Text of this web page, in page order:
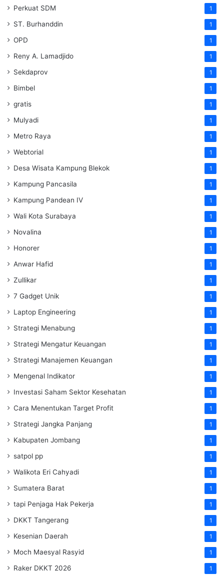
Perkuat SDM 1
ST. Burhanddin 1
OPD 1
Reny A. Lamadjido 1
Sekdaprov 1
Bimbel 1
gratis 1
Mulyadi 1
Metro Raya 1
Webtorial 1
Desa Wisata Kampung Blekok 1
Kampung Pancasila 1
Kampung Pandean IV 1
Wali Kota Surabaya 1
Novalina 1
Honorer 1
Anwar Hafid 1
Zullikar 1
7 Gadget Unik 1
Laptop Engineering 1
Strategi Menabung 1
Strategi Mengatur Keuangan 1
Strategi Manajemen Keuangan 1
Mengenal Indikator 1
Investasi Saham Sektor Kesehatan 1
Cara Menentukan Target Profit 1
Strategi Jangka Panjang 1
Kabupaten Jombang 1
satpol pp 1
Walikota Eri Cahyadi 1
Sumatera Barat 1
tapi Penjaga Hak Pekerja 1
DKKT Tangerang 1
Kesenian Daerah 1
Moch Maesyal Rasyid 1
Raker DKKT 2026 1